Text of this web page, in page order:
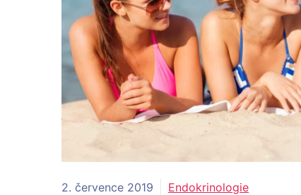
2. července 2019 Endokrinologie